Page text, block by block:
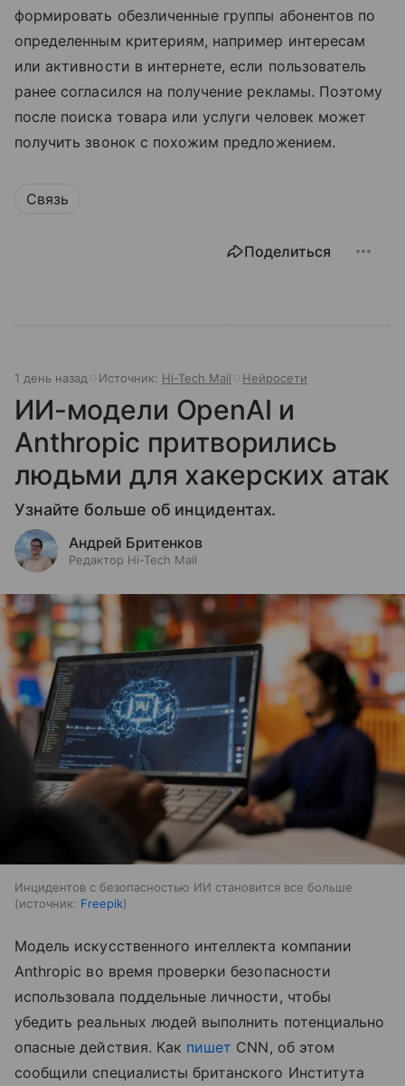
формировать обезличенные группы абонентов по
определенным критериям, например интересам
или активности в интернете, если пользователь
ранее согласился на получение рекламы. Поэтому
после поиска товара или услуги человек может
получить звонок с похожим предложением.
Связь
Поделиться
1 день назад Источник: Hi-Tech Mail Нейросети
ИИ-модели OpenAI и
Anthropic притворились
людьми для хакерских атак
Узнайте больше об инцидентах.
Андрей Бритенков
Редактор Hi-Tech Mail
Инцидентов с безопасностью ИИ становится все больше
источник: Freepik
Модель искусственного интеллекта компании
Anthropic во время проверки безопасности
использовала поддельные личности, чтобы
убедить реальных людей выполнить потенциально
опасные действия. Как пишет CNN, об этом
сообщили специалисты британского Института